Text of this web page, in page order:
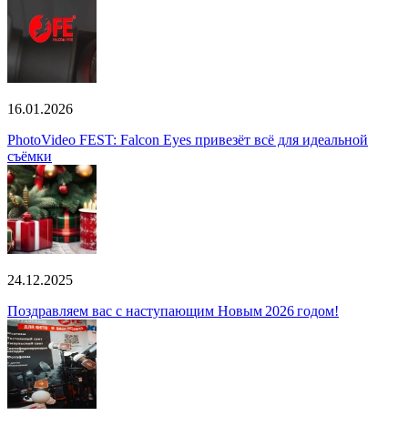
16.01.2026
PhotoVideo FEST: Falcon Eyes привезёт всё для идеальной
съёмки
24.12.2025
Поздравляем вас с наступающим Новым 2026 годом!